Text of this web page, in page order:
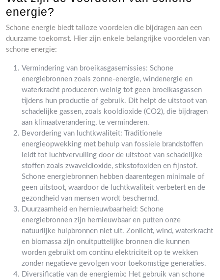
energie?
Schone energie biedt talloze voordelen die bijdragen aan een
duurzame toekomst. Hier zijn enkele belangrijke voordelen van
schone energie:
Vermindering van broeikasgasemissies: Schone
energiebronnen zoals zonne-energie, windenergie en
waterkracht produceren weinig tot geen broeikasgassen
tijdens hun productie of gebruik. Dit helpt de uitstoot van
schadelijke gassen, zoals kooldioxide (CO2), die bijdragen
aan klimaatverandering, te verminderen.
Bevordering van luchtkwaliteit: Traditionele
energieopwekking met behulp van fossiele brandstoffen
leidt tot luchtvervuiling door de uitstoot van schadelijke
stoffen zoals zwaveldioxide, stikstofoxiden en fijnstof.
Schone energiebronnen hebben daarentegen minimale of
geen uitstoot, waardoor de luchtkwaliteit verbetert en de
gezondheid van mensen wordt beschermd.
Duurzaamheid en hernieuwbaarheid: Schone
energiebronnen zijn hernieuwbaar en putten onze
natuurlijke hulpbronnen niet uit. Zonlicht, wind, waterkracht
en biomassa zijn onuitputtelijke bronnen die kunnen
worden gebruikt om continu elektriciteit op te wekken
zonder negatieve gevolgen voor toekomstige generaties.
Diversificatie van de energiemix: Het gebruik van schone